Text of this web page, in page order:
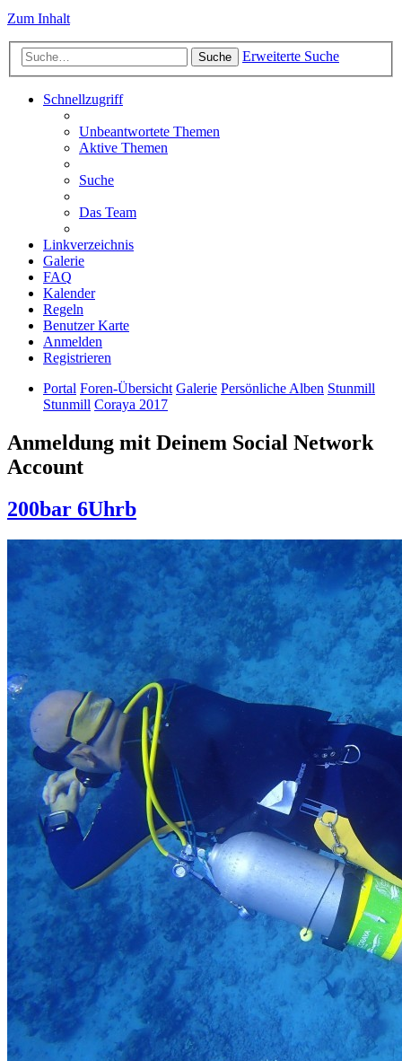
Zum Inhalt
Suche Erweiterte Suche
Schnellzugriff
Unbeantwortete Themen
Aktive Themen
Suche
Das Team
Linkverzeichnis
Galerie
FAQ
Kalender
Regeln
Benutzer Karte
Anmelden
Registrieren
Portal Foren-Übersicht Galerie Persönliche Alben Stunmill
Stunmill Coraya 2017
Anmeldung mit Deinem Social Network
Account
200bar 6Uhrb